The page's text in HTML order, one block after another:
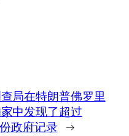
局在特朗普佛罗里
中发现了超过
政府记录 →